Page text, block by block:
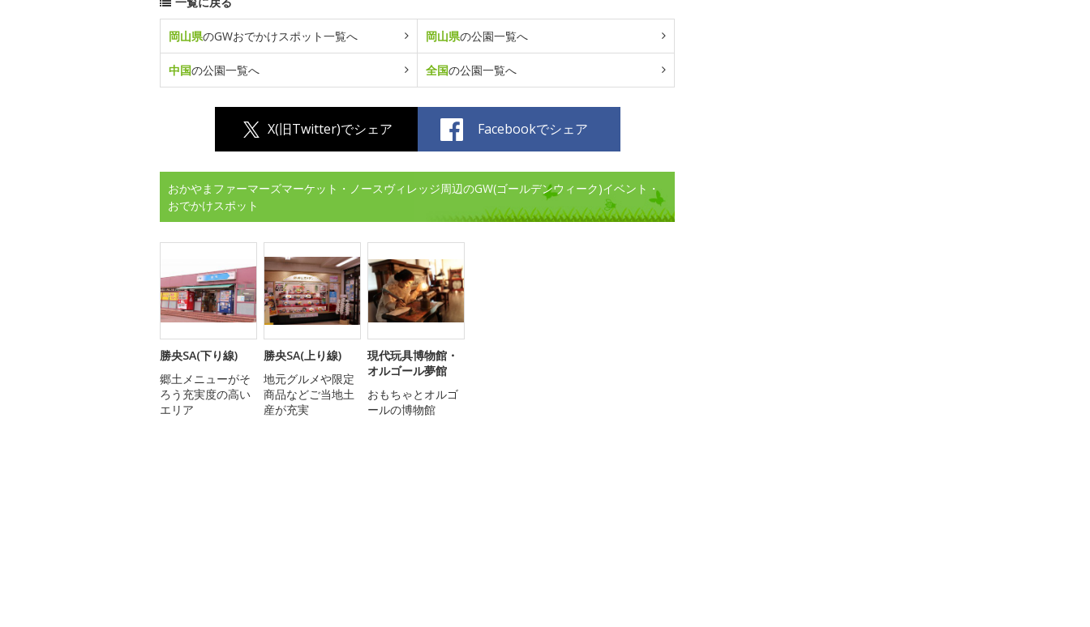
岡山県のGWおでかけスポット一覧へ 岡山県の公園一覧へ
中国の公園一覧へ 全国の公園一覧へ
X(旧Twitter)でシェア Facebookでシェア
おかやまファーマーズマーケット・ノースヴィレッジ周辺のGW(ゴールデンウィーク)イベント・
おでかけスポット
勝央SA(下り線)
郷土メニューがそ
ろう充実度の高い
エリア
勝央SA(上り線)
地元グルメや限定
商品などご当地土
産が充実
現代玩具博物館・
オルゴール夢館
おもちゃとオルゴ
ールの博物館